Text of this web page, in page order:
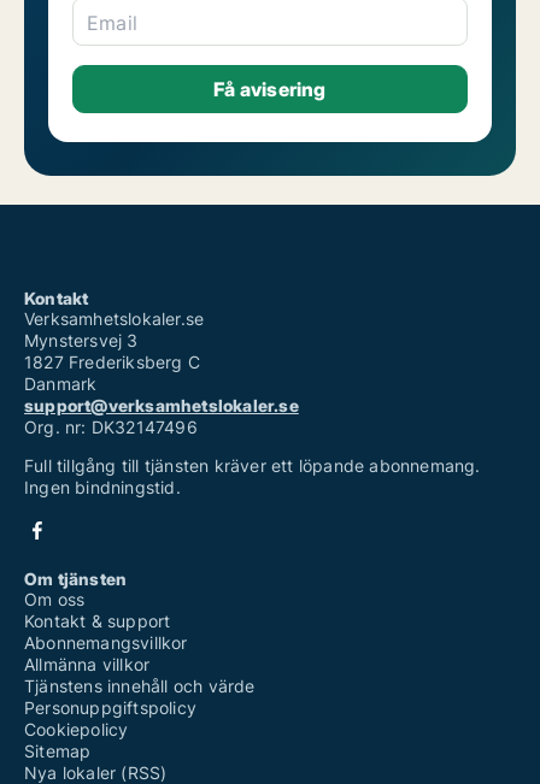
Email
Kontakt
Verksamhetslokaler.se
Mynstersvej 3
1827 Frederiksberg C
Danmark
support@verksamhetslokaler.se
Org. nr: DK32147496
Full tillgång till tjänsten kräver ett löpande abonnemang.
Ingen bindningstid.
Om tjänsten
Om oss
Kontakt & support
Abonnemangsvillkor
Allmänna villkor
Tjänstens innehåll och värde
Personuppgiftspolicy
Cookiepolicy
Sitemap
Nya lokaler (RSS)